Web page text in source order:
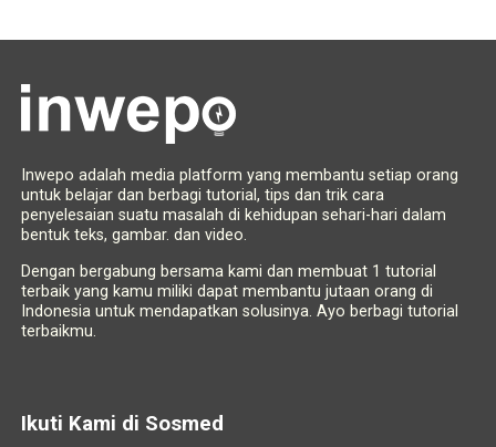
Inwepo adalah media platform yang membantu setiap orang
untuk belajar dan berbagi tutorial, tips dan trik cara
penyelesaian suatu masalah di kehidupan sehari-hari dalam
bentuk teks, gambar. dan video.
Dengan bergabung bersama kami dan membuat 1 tutorial
terbaik yang kamu miliki dapat membantu jutaan orang di
Indonesia untuk mendapatkan solusinya. Ayo berbagi tutorial
terbaikmu.
Ikuti Kami di Sosmed